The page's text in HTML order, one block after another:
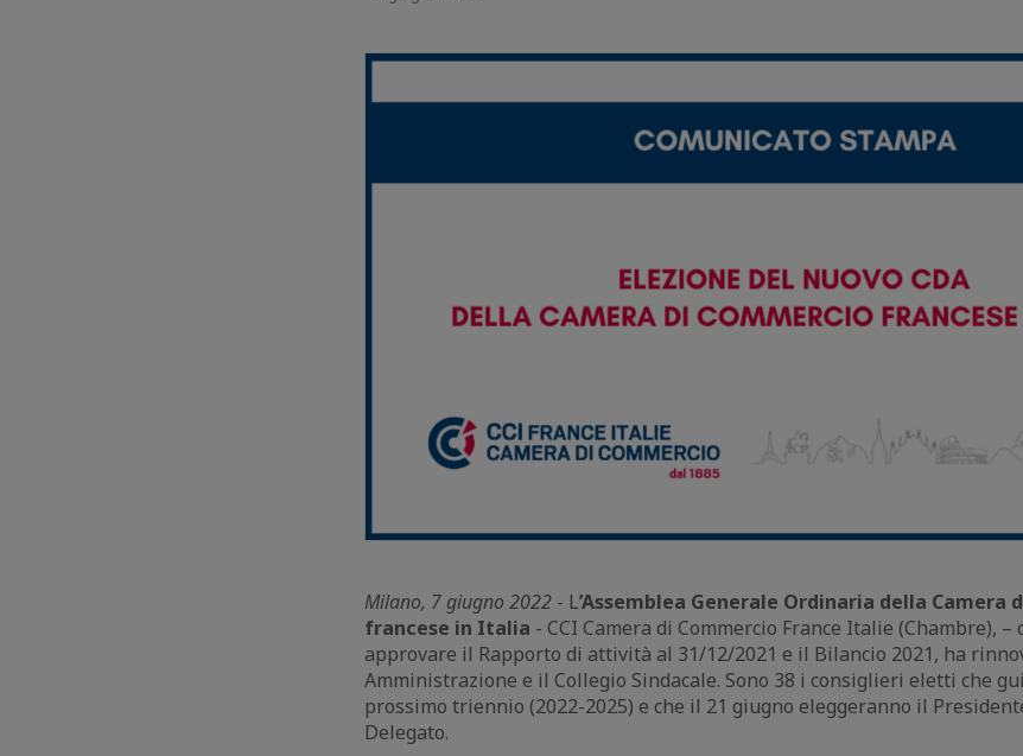
Milano, 7 giugno 2022 - L’Assemblea Generale Ordinaria della Camera
francese in Italia - CCI Camera di Commercio France Italie (Chambre),
approvare il Rapporto di attività al 31/12/2021 e il Bilancio 2021, ha
Amministrazione e il Collegio Sindacale. Sono 38 i consiglieri eletti che
prossimo triennio (2022-2025) e che il 21 giugno eleggeranno il
Delegato.